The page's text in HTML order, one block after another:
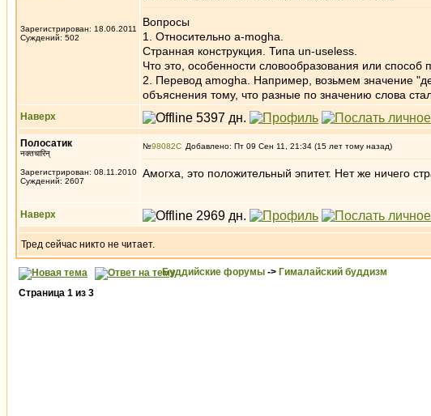
Зарегистрирован: 18.06.2011
Суждений: 502
Вопросы
1. Относительно a-mogha.
Странная конструкция. Типа un-useless.
Что это, особенности словообразования или способ
2. Перевод amogha. Например, возьмем значение
объяснения тому, что разные по значению слова
Наверх
Полосатик
नक्तचारिन्
Зарегистрирован: 08.11.2010
Суждений: 2607
№98082 Добавлено: Пт 09 Сен 11, 21:34 (15 лет тому назад)
Амогха, это положительный эпитет. Нет же ничего
Наверх
Тред сейчас никто не читает.
Буддийские форумы -> Гималайский буддизм
Страница 1 из 3